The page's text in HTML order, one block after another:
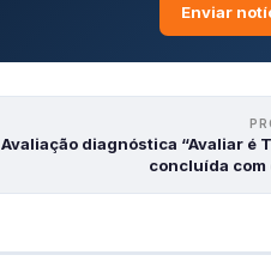
Enviar
Avaliação diagnóstica “Avaliar é
concluída